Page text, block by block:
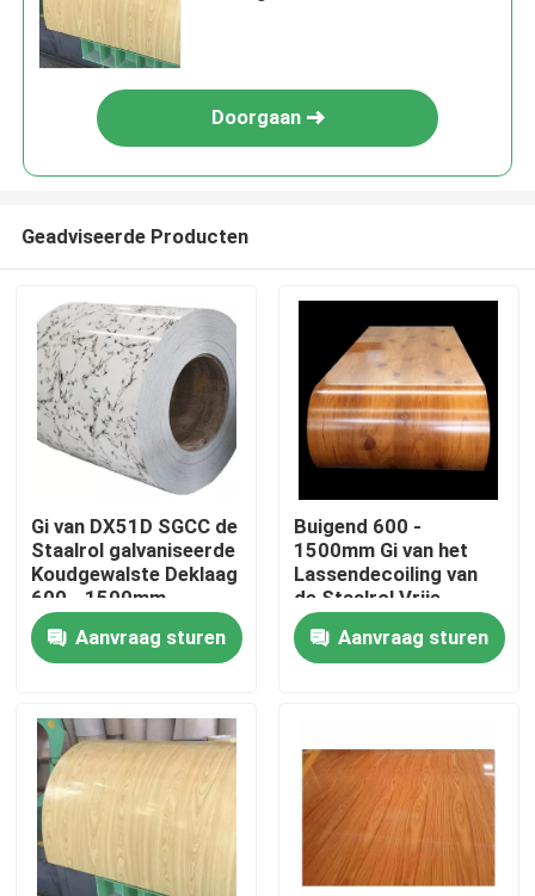
Thuis
Contacten
Producten
Doorgaan
Geadviseerde Producten
Gi van DX51D SGCC de
Staalrol galvaniseerde
Koudgewalste Deklaag
600 - 1500mm
ISO9001
Aanvraag sturen
Buigend 600 -
1500mm Gi van het
Lassendecoiling van
de Staalrol Vrije
Steekproef 508MM
ISO9001Aanvraag sturen